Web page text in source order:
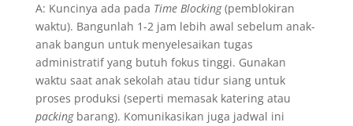
A: Kuncinya ada pada Time Blocking(pemblokiran
waktu). Bangunlah 1-2 jam lebih awal sebelum anak-
anak bangun untuk menyelesaikan tugas
administratif yang butuh fokus tinggi. Gunakan
waktu saat anak sekolah atau tidur siang untuk
proses produksi (seperti memasak katering atau
packingbarang). Komunikasikan juga jadwal ini